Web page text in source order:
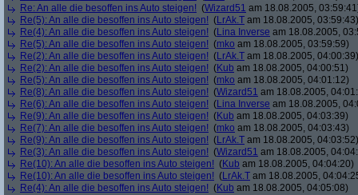
Re: An alle die besoffen ins Auto steigen! (Wizard51 am 18.08.2005,
Re(5): An alle die besoffen ins Auto steigen! (LrAk.T am 18.08.2005, 03:59:43)
Re(4): An alle die besoffen ins Auto steigen! (Lina Inverse am 18.08.2005,
Re(5): An alle die besoffen ins Auto steigen! (mko am 18.08.2005, 03:59:59)
Re(2): An alle die besoffen ins Auto steigen! (LrAk.T am 18.08.2005, 04:00:39)
Re(2): An alle die besoffen ins Auto steigen! (Kub am 18.08.2005, 04:00:51)
Re(5): An alle die besoffen ins Auto steigen! (mko am 18.08.2005, 04:01:12)
Re(8): An alle die besoffen ins Auto steigen! (Wizard51 am 18.08.2005,
Re(6): An alle die besoffen ins Auto steigen! (Lina Inverse am 18.08.2005,
Re(9): An alle die besoffen ins Auto steigen! (Kub am 18.08.2005, 04:03:39)
Re(7): An alle die besoffen ins Auto steigen! (mko am 18.08.2005, 04:03:43)
Re(9): An alle die besoffen ins Auto steigen! (LrAk.T am 18.08.2005, 04:03:52)
Re(3): An alle die besoffen ins Auto steigen! (Wizard51 am 18.08.2005,
Re(10): An alle die besoffen ins Auto steigen! (Kub am 18.08.2005, 04:04:20)
Re(10): An alle die besoffen ins Auto steigen! (LrAk.T am 18.08.2005,
Re(4): An alle die besoffen ins Auto steigen! (Kub am 18.08.2005, 04:05:08)